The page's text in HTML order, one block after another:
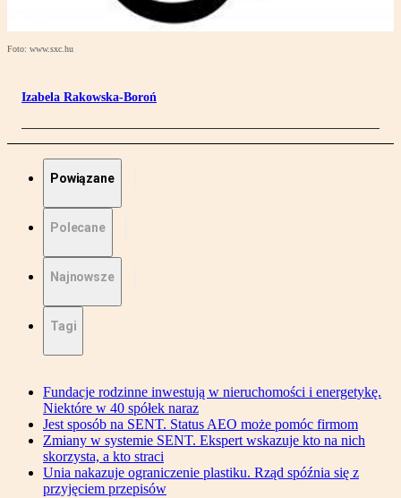
Foto: www.sxc.hu
Izabela Rakowska-Boroń
Powiązane
Polecane
Najnowsze
Tagi
Fundacje rodzinne inwestują w nieruchomości i energetykę.
Niektóre w 40 spółek naraz
Jest sposób na SENT. Status AEO może pomóc firmom
Zmiany w systemie SENT. Ekspert wskazuje kto na nich
skorzysta, a kto straci
Unia nakazuje ograniczenie plastiku. Rząd spóźnia się z
przyjęciem przepisów